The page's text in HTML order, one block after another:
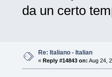
da un certo
Re: Italiano - Italian
« Reply #14843 on: Aug 24,